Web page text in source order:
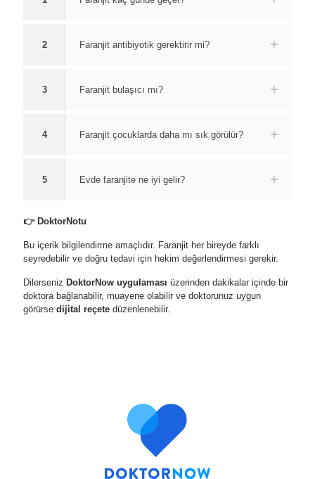
2 Faranjit antibiyotik gerektirir mi?
3 Faranjit bulaşıcı mı?
4 Faranjit çocuklarda daha mı sık görülür?
5 Evde faranjite ne iyi gelir?
👉 DoktorNotu
Bu içerik bilgilendirme amaçlıdır. Faranjit her bireyde farklı
seyredebilir ve doğru tedavi için hekim değerlendirmesi gerekir.
Dilerseniz DoktorNow uygulaması üzerinden dakikalar içinde bir
doktora bağlanabilir, muayene olabilir ve doktorunuz uygun
görürse dijital reçete düzenlenebilir.